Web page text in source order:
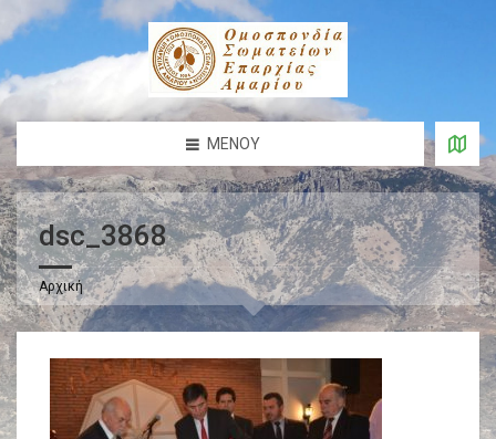
ΜΕΝΟΎ
dsc_3868
Αρχική